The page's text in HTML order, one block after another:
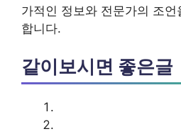
가적인 정보와 전문가의 조
합니다.
같이보시면 좋은글